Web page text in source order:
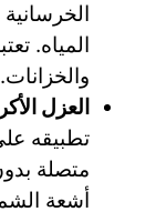
المياه.
والخزانات.
العزل
تطبيقه
متصلة
أشعة